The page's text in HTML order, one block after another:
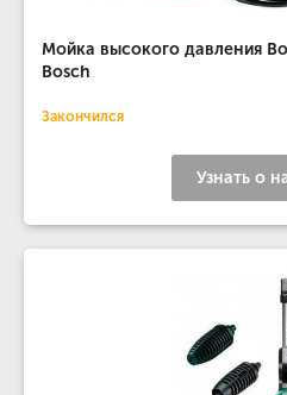
Мойка высокого давления
Bosch
Закончился
Узнать о